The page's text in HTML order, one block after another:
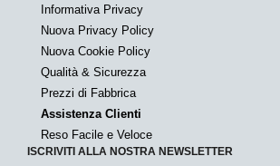
Informativa Privacy
Nuova Privacy Policy
Nuova Cookie Policy
Qualità & Sicurezza
Prezzi di Fabbrica
Assistenza Clienti
Reso Facile e Veloce
ISCRIVITI ALLA NOSTRA NEWSLETTER